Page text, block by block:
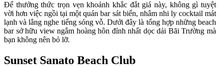
Để thưởng thức trọn vẹn khoảnh khắc đắt giá này, không gì tuyệt
vời hơn việc ngồi tại một quán bar sát biển, nhâm nhi ly cocktail mát
lạnh và lắng nghe tiếng sóng vỗ. Dưới đây là tổng hợp những beach
bar sở hữu view ngắm hoàng hôn đỉnh nhất dọc dải Bãi Trường mà
bạn không nên bỏ lỡ.
Sunset Sanato Beach Club